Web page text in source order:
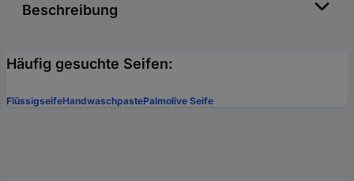
Beschreibung
Häufig gesuchte Seifen:
FlüssigseifeHandwaschpastePalmolive Seife